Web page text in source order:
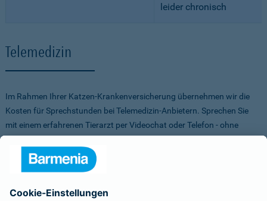
leider chronisch
Telemedizin
Im Rahmen Ihrer Katzen-Krankenversicherung übernehmen wir die
Kosten für Sprechstunden bei Telemedizin-Anbietern. Sprechen Sie
mit einem erfahrenen Tierarzt per Videochat oder Telefon - ohne
Stress für Sie und Ihr Tier.
Um Ihnen die Auswahl der Anbieter zu erleichtern, haben wir vorab
Anbieter verglichen, getestet und Vorteile für Sie vereinbart. Sowohl
bei FirstVet als auch bei Pfotendoctor profitieren Sie von einer